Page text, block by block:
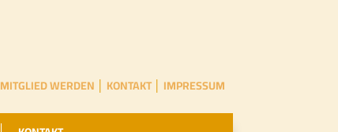
MITGLIED WERDEN │ KONTAKT │ IMPRESSUM